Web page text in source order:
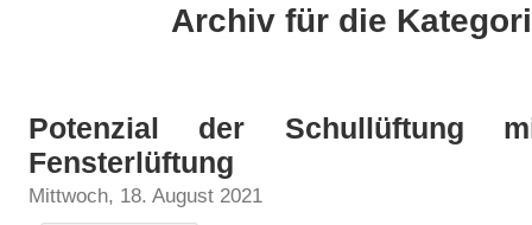
Archiv für die
Potenzial der Schullüftung
Fensterlüftung
Mittwoch, 18. August 2021